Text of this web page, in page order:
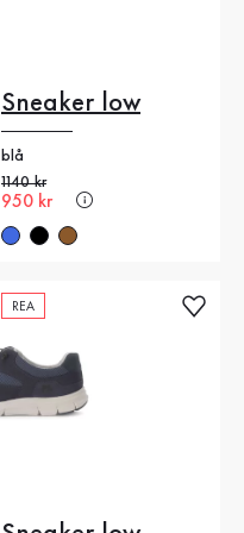
Sneaker low
blå
Gammalt pris
1140 kr
Nytt pris
950 kr
REA